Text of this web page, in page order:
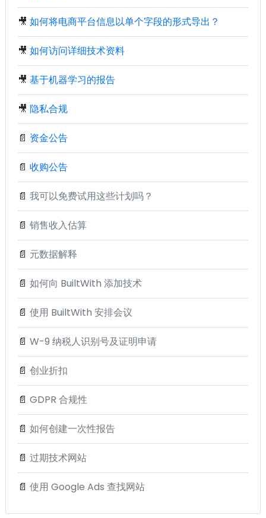
🎥 如何将电商平台信息以单个字段的形式导出？
🎥 如何访问详细技术资料
🎥 基于机器学习的报告
🎥 隐私合规
📄 资金公告
📄 收购公告
📄 我可以免费试用这些计划吗？
📄 销售收入估算
📄 元数据解释
📄 如何向 BuiltWith 添加技术
📄 使用 BuiltWith 安排会议
📄 W-9 纳税人识别号及证明申请
📄 创业折扣
📄 GDPR 合规性
📄 如何创建一次性报告
📄 过期技术网站
📄 使用 Google Ads 查找网站